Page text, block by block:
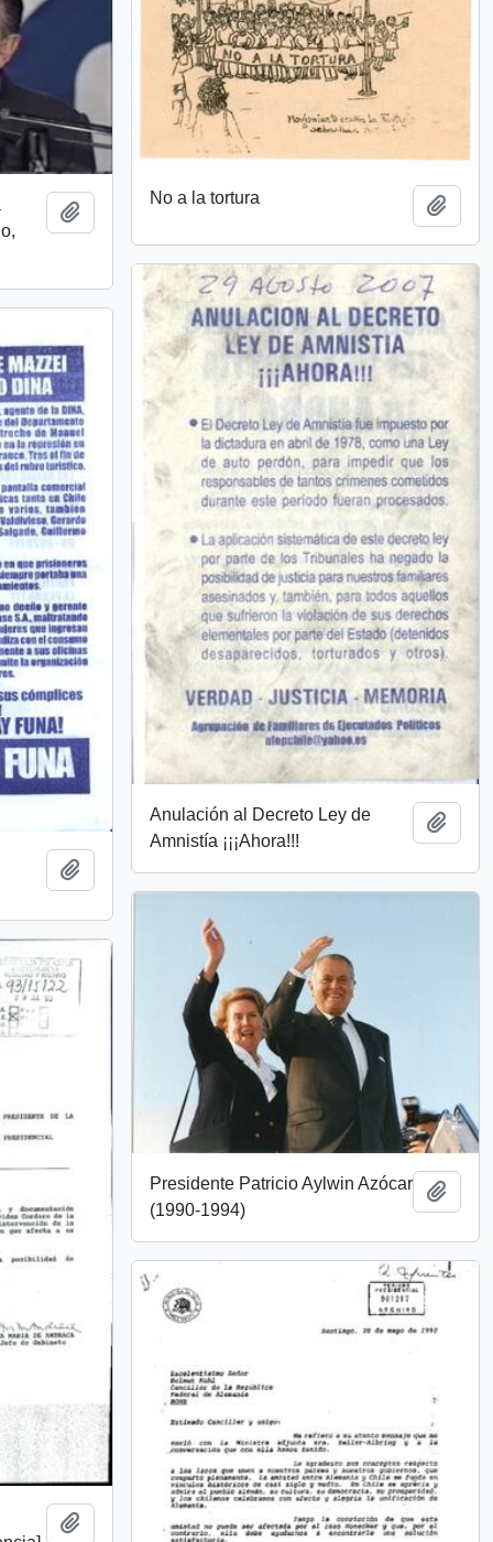
Añadir al portapapeles
No a la tortura
Anulación al Decreto Ley de
Amnistía ¡¡¡Ahora!!!
Añadir al portapapeles
Presidente Patricio Aylwin Azócar
(1990-1994)
Añadir al portapapeles